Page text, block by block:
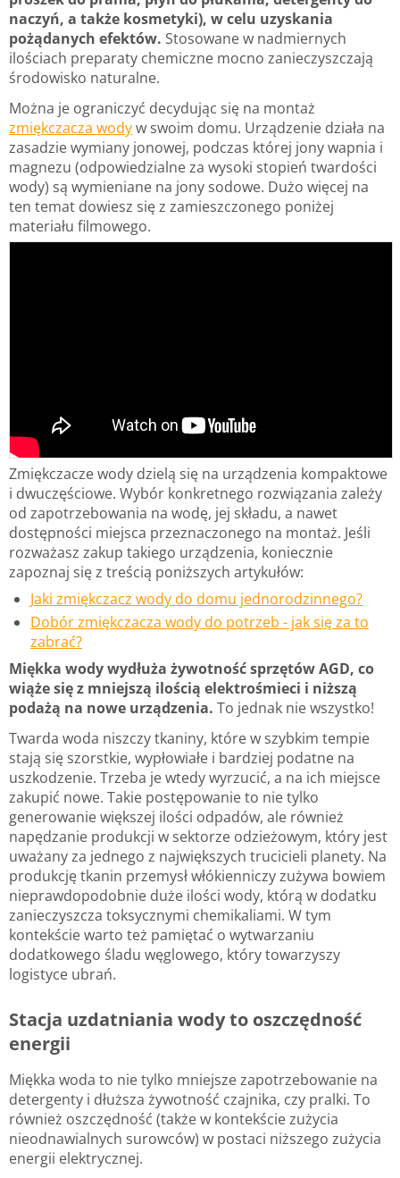
naczyń, a także kosmetyki), w celu uzyskania
pożądanych efektów. Stosowane w nadmiernych
ilościach preparaty chemiczne mocno zanieczyszczają
środowisko naturalne.
Można je ograniczyć decydując się na montaż
zmiękczacza wodyw swoim domu. Urządzenie działa na
zasadzie wymiany jonowej, podczas której jony wapnia i
magnezu (odpowiedzialne za wysoki stopień twardości
wody) są wymieniane na jony sodowe. Dużo więcej na
ten temat dowiesz się z zamieszczonego poniżej
materiału filmowego.
Zmiękczacze wody dzielą się na urządzenia kompaktowe
i dwuczęściowe. Wybór konkretnego rozwiązania zależy
od zapotrzebowania na wodę, jej składu, a nawet
dostępności miejsca przeznaczonego na montaż. Jeśli
rozważasz zakup takiego urządzenia, koniecznie
zapoznaj się z treścią poniższych artykułów:
Jaki zmiękczacz wody do domu jednorodzinnego?
Dobór zmiękczacza wody do potrzeb - jak się za to
zabrać?
Miękka wody wydłuża żywotność sprzętów AGD, co
wiąże się z mniejszą ilością elektrośmieci i niższą
podażą na nowe urządzenia. To jednak nie wszystko!
Twarda woda niszczy tkaniny, które w szybkim tempie
stają się szorstkie, wypłowiałe i bardziej podatne na
uszkodzenie. Trzeba je wtedy wyrzucić, a na ich miejsce
zakupić nowe. Takie postępowanie to nie tylko
generowanie większej ilości odpadów, ale również
napędzanie produkcji w sektorze odzieżowym, który jest
uważany za jednego z największych trucicieli planety. Na
produkcję tkanin przemysł włókienniczy zużywa bowiem
nieprawdopodobnie duże ilości wody, którą w dodatku
zanieczyszcza toksycznymi chemikaliami. W tym
kontekście warto też pamiętać o wytwarzaniu
dodatkowego śladu węglowego, który towarzyszy
logistyce ubrań.
Stacja uzdatniania wody to oszczędność
energii
Miękka woda to nie tylko mniejsze zapotrzebowanie na
detergenty i dłuższa żywotność czajnika, czy pralki. To
również oszczędność (także w kontekście zużycia
nieodnawialnych surowców) w postaci niższego zużycia
energii elektrycznej.